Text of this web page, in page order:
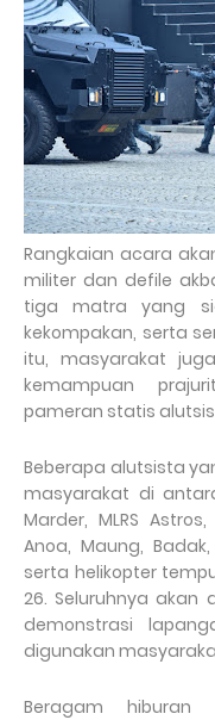
Rangkaian acara
militer dan defile
tiga matra yang
kekompakan, serta
itu, masyarakat
kemampuan
pameran statis
Beberapa alutsista
masyarakat di
Marder, MLRS
Anoa, Maung,
serta helikopter
26. Seluruhnya akan
demonstrasi
digunakan
Beragam